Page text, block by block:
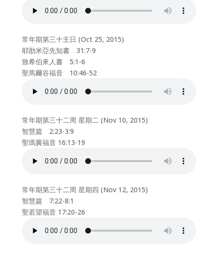
常年期第三十主日 (Oct 25, 2015)
耶肋米亞先知書 31:7-9
致希伯來人書 5:1-6
聖馬爾谷福音 10:46-52
常年期第三十二周 星期二 (Nov 10, 2015)
智慧篇 2:23-3:9
聖瑪竇福音 16:13-19
常年期第三十二周 星期四 (Nov 12, 2015)
智慧篇 7:22-8:1
聖若望福音 17:20-26